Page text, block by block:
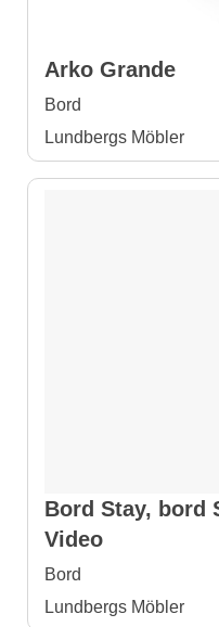
Arko Grande
Bord
Lundbergs Möbler
Bord Stay, bord
Video
Bord
Lundbergs Möbler